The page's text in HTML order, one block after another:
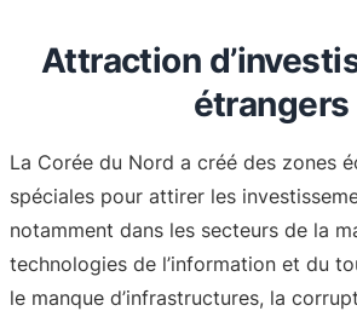
Attraction
étrangers
La Corée du Nord a créé des zones
spéciales pour attirer les
notamment dans les secteurs de la
technologies de l’information et du
le manque d’infrastructures, la